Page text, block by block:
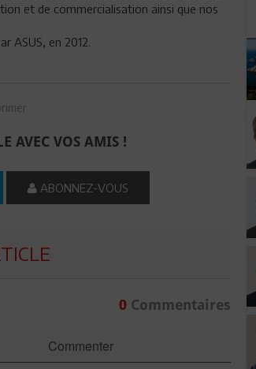
et de commercialisation ainsi que nos
ASUS, en 2012.
AVEC VOS AMIS !
ABONNEZ-VOUS
0Commentaires
Commenter